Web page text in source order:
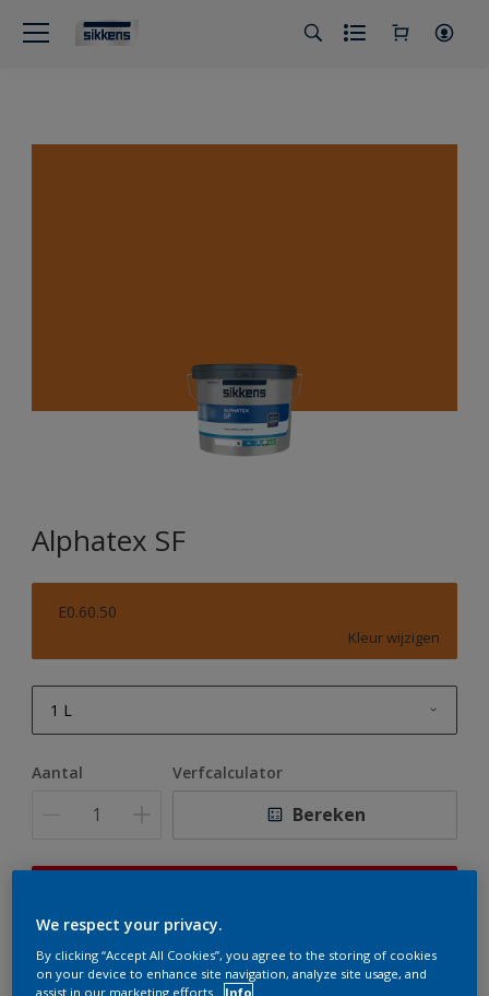
Alphatex SF
E0.60.50
Kleur wijzigen
1 L
10 L
Aantal Verfcalculator
Bereken
te bestellen. Houd de website in de gaten, we werken
er hard aan om de voorraad aan te vullen.
We respect your privacy.
By clicking “Accept All Cookies”, you agree to the storing of cookies
on your device to enhance site navigation, analyze site usage, and
assist in our marketing efforts.
Info